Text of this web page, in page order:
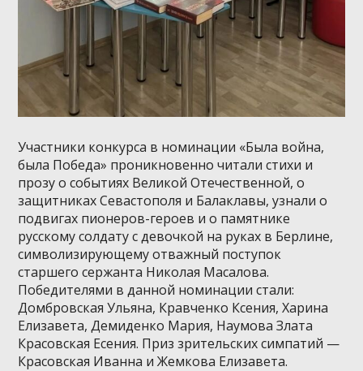
Участники конкурса в номинации «Была война,
была Победа» проникновенно читали стихи и
прозу о событиях Великой Отечественной, о
защитниках Севастополя и Балаклавы, узнали о
подвигах пионеров-героев и о памятнике
русскому солдату с девочкой на руках в Берлине,
символизирующему отважный поступок
старшего сержанта Николая Масалова.
Победителями в данной номинации стали:
Домбровская Ульяна, Кравченко Ксения, Харина
Елизавета, Демиденко Мария, Наумова Злата
Красовская Есения. Приз зрительских симпатий —
Красовская Иванна и Жемкова Елизавета.